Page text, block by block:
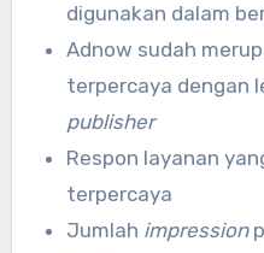
digunakan dalam
Adnow sudah
terpercaya dengan
publisher
Respon layanan
terpercaya
Jumlah impression